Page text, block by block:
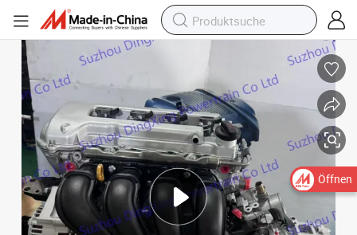
Öffnen